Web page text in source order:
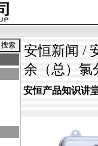
安恒新闻 /
余（总）氯
安恒产品知识讲